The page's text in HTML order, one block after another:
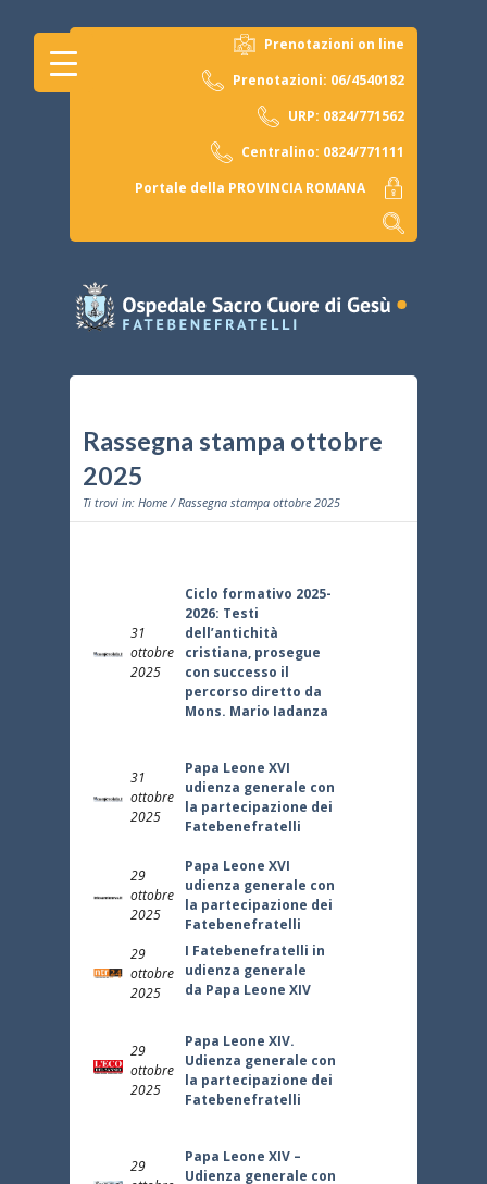
Prenotazioni on line
Prenotazioni: 06/4540182
URP: 0824/771562
Centralino: 0824/771111
Portale della PROVINCIA ROMANA
Rassegna stampa ottobre
2025
Ti trovi in: Home / Rassegna stampa ottobre 2025
31
ottobre
2025
Ciclo formativo 2025-
2026: Testi
dell’antichità
cristiana, prosegue
con successo il
percorso diretto da
Mons. Mario Iadanza
31
ottobre
2025
Papa Leone XVI
udienza generale con
la partecipazione dei
Fatebenefratelli
29
ottobre
2025
Papa Leone XVI
udienza generale con
la partecipazione dei
Fatebenefratelli
29
ottobre
2025
I Fatebenefratelli in
udienza generale
da Papa Leone XIV
29
ottobre
2025
Papa Leone XIV.
Udienza generale con
la partecipazione dei
Fatebenefratelli
29
Papa Leone XIV –
Udienza generale con